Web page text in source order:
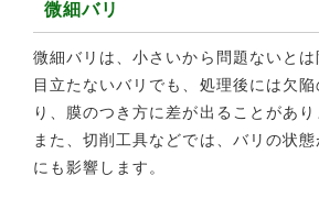
微細バリ
微細バリは、小さいから問題ないとは
目立たないバリでも、処理後には欠陥
り、膜のつき方に差が出ることがあり
また、切削工具などでは、バリの状
にも影響します。